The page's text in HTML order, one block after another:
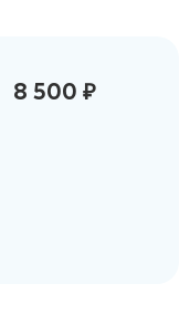
8 500 ₽